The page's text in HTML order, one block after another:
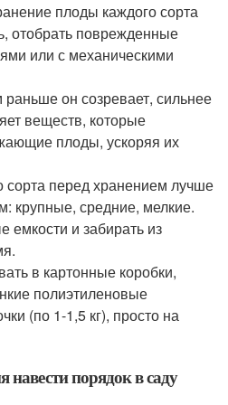
плоды каждого сорта
отобрать поврежденные
или с механическими
он созревает, сильнее
веществ, которые
плоды, ускоряя их
сорта перед хранением лучше
крупные, средние, мелкие.
емкости и забирать из
в картонные коробки,
полиэтиленовые
(по 1-1,5 кг), просто на
навести порядок в саду